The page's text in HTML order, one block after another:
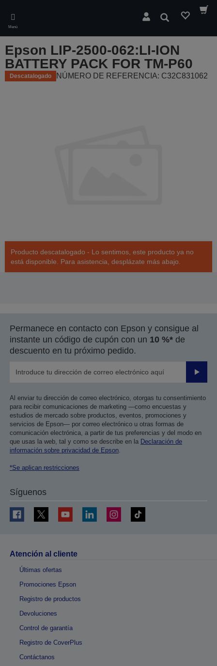
main
content
Menú
Buscar
Epson LIP-2500-062:LI-ION
BATTERY PACK FOR TM-P60
Descatalogado NÚMERO DE REFERENCIA: C32C831062
Producto descatalogado - Lo sentimos, este producto ya no
está disponible. Para asistencia, desplázate más abajo.
Permanece en contacto con Epson y consigue al
instante un código de cupón con un 10 %* de
descuento en tu próximo pedido.
Enviar
Al enviar tu dirección de correo electrónico, otorgas tu consentimiento
para recibir comunicaciones de marketing —como encuestas y
estudios de mercado sobre productos, eventos, promociones y
servicios de Epson— por correo electrónico u otras formas de
comunicación electrónica, a partir de tus preferencias y del modo en
que usas la web, tal y como se describe en la Declaración de
información sobre privacidad de Epson.
*Se aplican restricciones
Síguenos
Atención al cliente
Últimas ofertas
Promociones Epson
Registro de productos
Devoluciones
Control de garantía
Registro de CoverPlus
Contáctanos